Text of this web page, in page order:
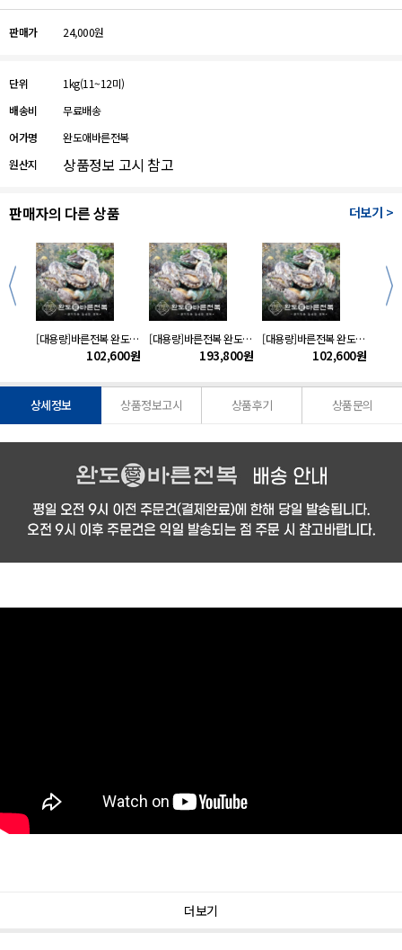
판매가 24,000원
단위
1kg(11~12미)
배송비
무료배송
어가명
완도애바른전복
원산지
상품정보 고시 참고
판매자의 다른 상품
[대용량]바른전복 완도 활전복5kg(55~60미내외)
102,600원
[대용량]바른전복 완도 활전복10kg(110~120미내외)
193,800원
[대용량]바른전복 완도 활전복5kg(60~65미내외)
102,600원
더보기 >
상세정보 상품정보고시 상품후기 상품문의
더보기